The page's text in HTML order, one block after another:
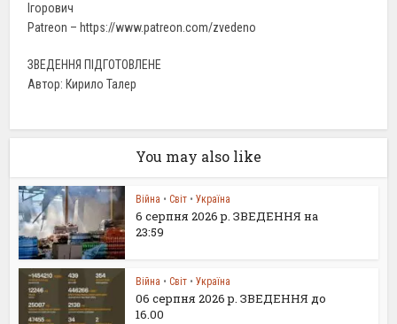
Ігорович
Patreon – https://www.patreon.com/zvedeno
ЗВЕДЕННЯ ПІДГОТОВЛЕНЕ
Автор: Кирило Талер
You may also like
Війна • Світ • Україна
6 серпня 2026 р. ЗВЕДЕННЯ на
23:59
Війна • Світ • Україна
06 серпня 2026 р. ЗВЕДЕННЯ до
16.00